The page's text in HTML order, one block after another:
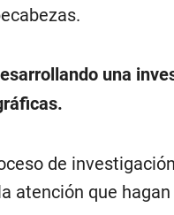
una
de
atención que